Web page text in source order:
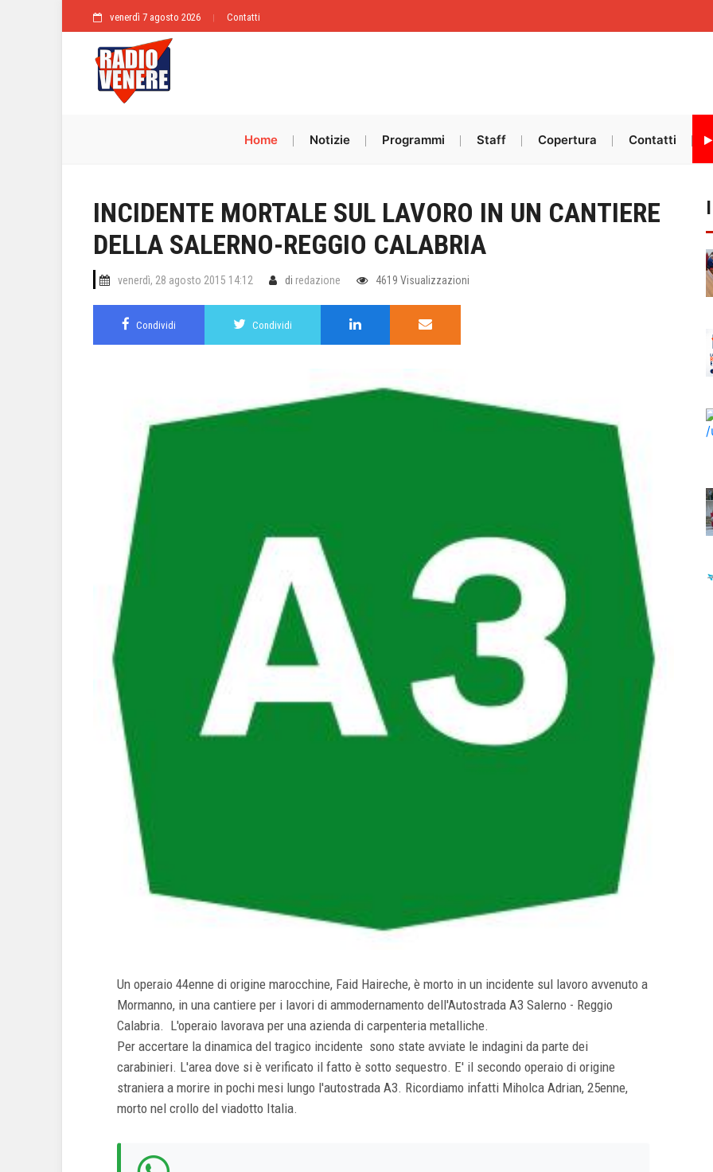
venerdì 7 agosto 2026 Contatti
Home Notizie Programmi Staff Copertura Contatti
INCIDENTE MORTALE SUL LAVORO IN UN CANTIERE
DELLA SALERNO-REGGIO CALABRIA
venerdì, 28 agosto 2015 14:12 di redazione 4619 Visualizzazioni
Condividi Condividi
Un operaio 44enne di origine marocchine, Faid Haireche, è morto in un incidente sul lavoro avvenuto a
Mormanno, in una cantiere per i lavori di ammodernamento dell'Autostrada A3 Salerno - Reggio
Calabria. L'operaio lavorava per una azienda di carpenteria metalliche.
Per accertare la dinamica del tragico incidente sono state avviate le indagini da parte dei
carabinieri. L'area dove si è verificato il fatto è sotto sequestro. E' il secondo operaio di origine
straniera a morire in pochi mesi lungo l'autostrada A3. Ricordiamo infatti Miholca Adrian, 25enne,
morto nel crollo del viadotto Italia.